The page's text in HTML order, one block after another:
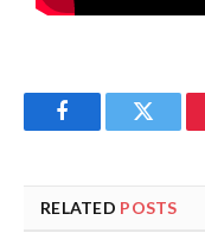
FacebookTwitter
RELATED POSTS